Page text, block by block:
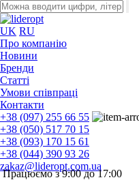
UK RU
Про компанію
Новини
Бренди
Статті
Умови співпраці
Контакти
+38 (097) 255 66 55
+38 (050) 517 70 15
+38 (093) 170 15 61
+38 (044) 390 93 26
zakaz@lideropt.com.ua
Працюємо з 9:00 до 17:00